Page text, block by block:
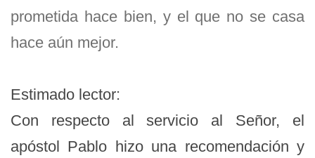
prometida hace bien, y el que no se casa
hace aún mejor.
Estimado lector:
Con respecto al servicio al Señor, el
apóstol Pablo hizo una recomendación y